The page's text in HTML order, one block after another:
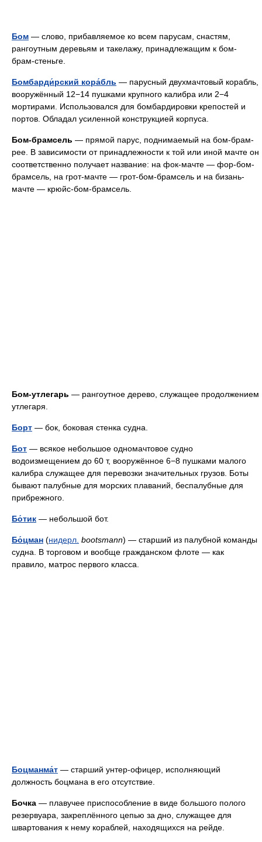
Бом — слово, прибавляемое ко всем парусам, снастям,
рангоутным деревьям и такелажу, принадлежащим к бом-
брам-стеньге.
Бомбарди́рский кора́бль — парусный двухмачтовый корабль,
вооружённый 12−14 пушками крупного калибра или 2−4
мортирами. Использовался для бомбардировки крепостей и
портов. Обладал усиленной конструкцией корпуса.
Бом-брамсель — прямой парус, поднимаемый на бом-брам-
рее. В зависимости от принадлежности к той или иной мачте он
соответственно получает название: на фок-мачте — фор-бом-
брамсель, на грот-мачте — грот-бом-брамсель и на бизань-
мачте — крюйс-бом-брамсель.
Бом-утлегарь — рангоутное дерево, служащее продолжением
утлегаря.
Борт — бок, боковая стенка судна.
Бот — всякое небольшое одномачтовое судно
водоизмещением до 60 т, вооружённое 6−8 пушками малого
калибра служащее для перевозки значительных грузов. Боты
бывают палубные для морских плаваний, беспалубные для
прибрежного.
Бо́тик — небольшой бот.
Бо́цман (нидерл. bootsmann) — старший из палубной команды
судна. В торговом и вообще гражданском флоте — как
правило, матрос первого класса.
Боцманма́т — старший унтер-офицер, исполняющий
должность боцмана в его отсутствие.
Бочка — плавучее приспособление в виде большого полого
резервуара, закреплённого цепью за дно, служащее для
швартования к нему кораблей, находящихся на рейде.